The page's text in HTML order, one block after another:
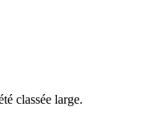
classée large.